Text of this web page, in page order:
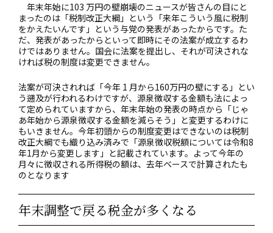
年末年始に103 万円の壁崩壊のニュースが皆さんの目にと
まったのは「税制改正大綱」という「来年こういう風に税制
をかえたいんです」という与党の発表があったからです。た
だ、発表があったからといって即時にその法案が成立するわ
けではありません。国会に法案を提出し、それが可決されな
ければ税の制度は変更できません。
法案が可決されれば「今年 1 月から160万円の壁にする」とい
う遡及が行われるわけですが、源泉徴収する金額も法によっ
て定められていますから、年末年始の発表の時点から「じゃ
あ年始から源泉徴収する金額を減らそう」と変更するわけに
もいきません。今年初頭からの制度変更はできないのは税制
改正大綱でも織り込み済みで「源泉徴収税額については令和8
年1月から変更します」と記載されています。よって今年の
月々に徴収される所得税の額は、去年ベースで計算されたも
のとなります
年末調整で戻る税金が多くなる